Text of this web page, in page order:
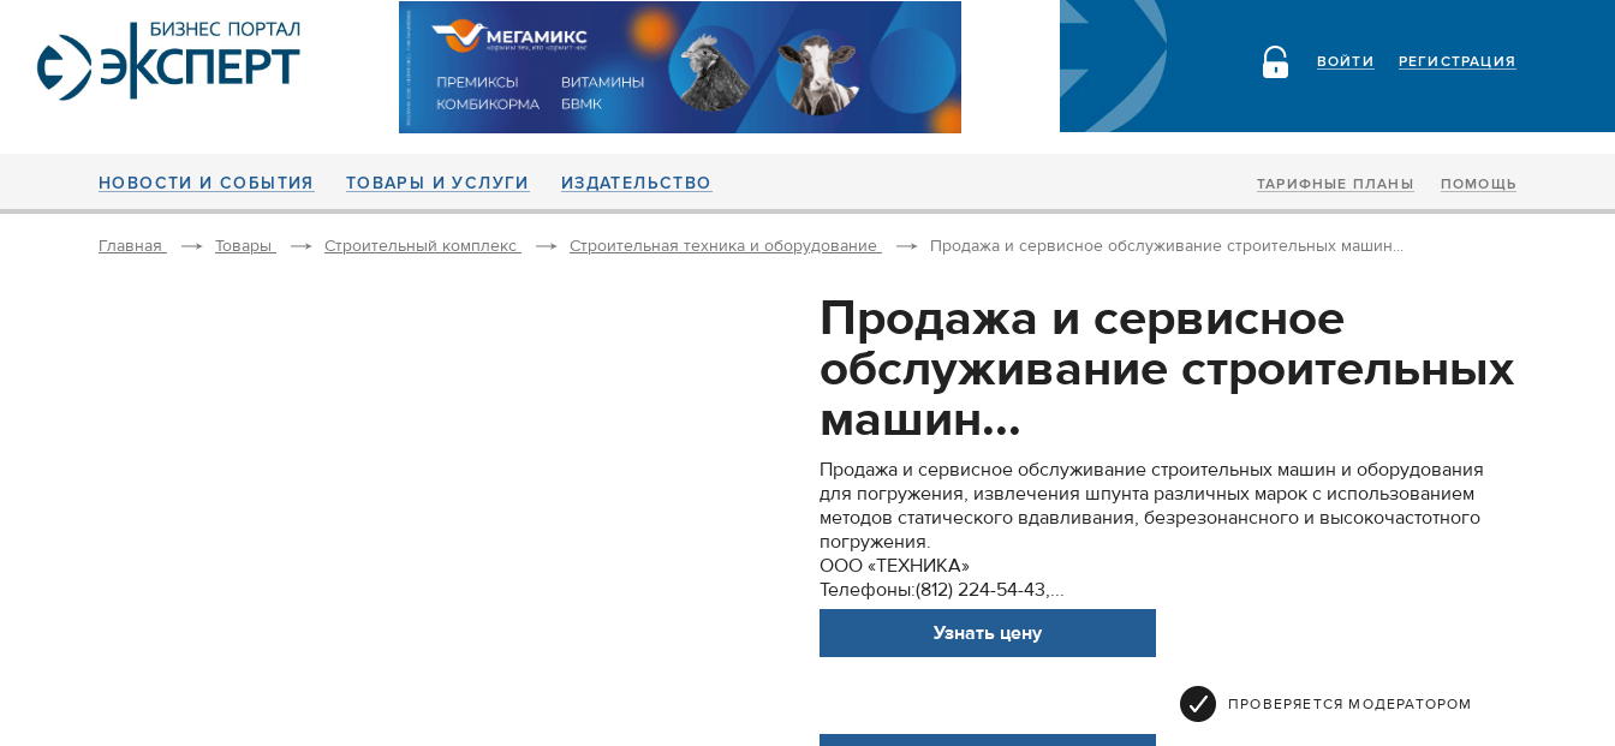
РЕГИСТРАЦИЯ
ВОЙТИ
НОВОСТИ И СОБЫТИЯ ТОВАРЫ И УСЛУГИ ИЗДАТЕЛЬСТВО ТАРИФНЫЕ ПЛАНЫ ПОМОЩЬ
Главная Товары Строительный комплекс Строительная техника и оборудование Продажа и сервисное обслуживание строительных машин...
Продажа и сервисное
обслуживание строительных
машин...
Продажа и сервисное обслуживание строительных машин и оборудования
для погружения, извлечения шпунта различных марок с использованием
методов статического вдавливания, безрезонансного и высокочастотного
погружения.
ООО «ТЕХНИКА»
Телефоны:(812) 224-54-43,...
Узнать цену
ПРОВЕРЯЕТСЯ МОДЕРАТОРОМ